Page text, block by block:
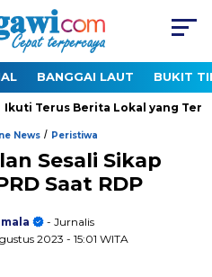
BANGGAI LAUT BUKIT
Berita Lokal yang Ter-
News/ Peristiwa
Sesali Sikap
Saat RDP
- Jurnalis
2023 - 15:01 WITA